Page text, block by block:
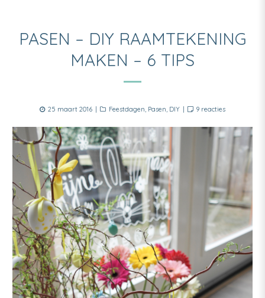
PASEN – DIY RAAMTEKENING
MAKEN – 6 TIPS
Posted
25 maart 2016 Categories
Feestdagen, Pasen, DIY 9 reactiesop
maken
–
tips